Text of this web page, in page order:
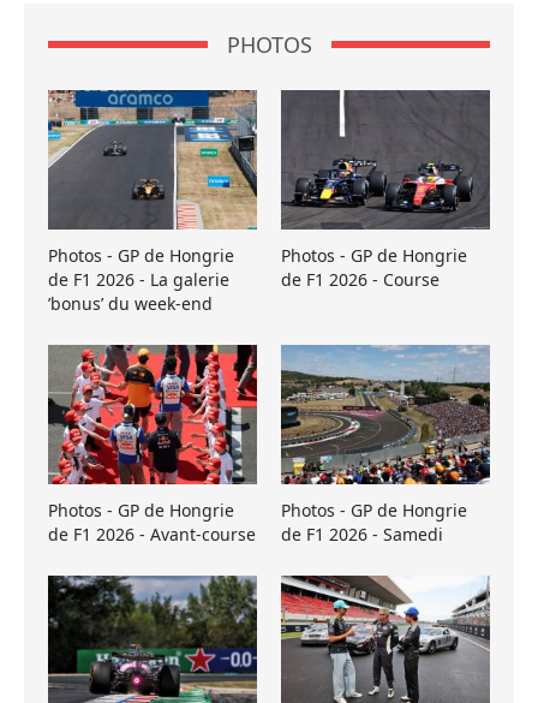
PHOTOS
Photos - GP de Hongrie
de F1 2026 - La galerie
’bonus’ du week-end
Photos - GP de Hongrie
de F1 2026 - Course
Photos - GP de Hongrie
de F1 2026 - Avant-course
Photos - GP de Hongrie
de F1 2026 - Samedi